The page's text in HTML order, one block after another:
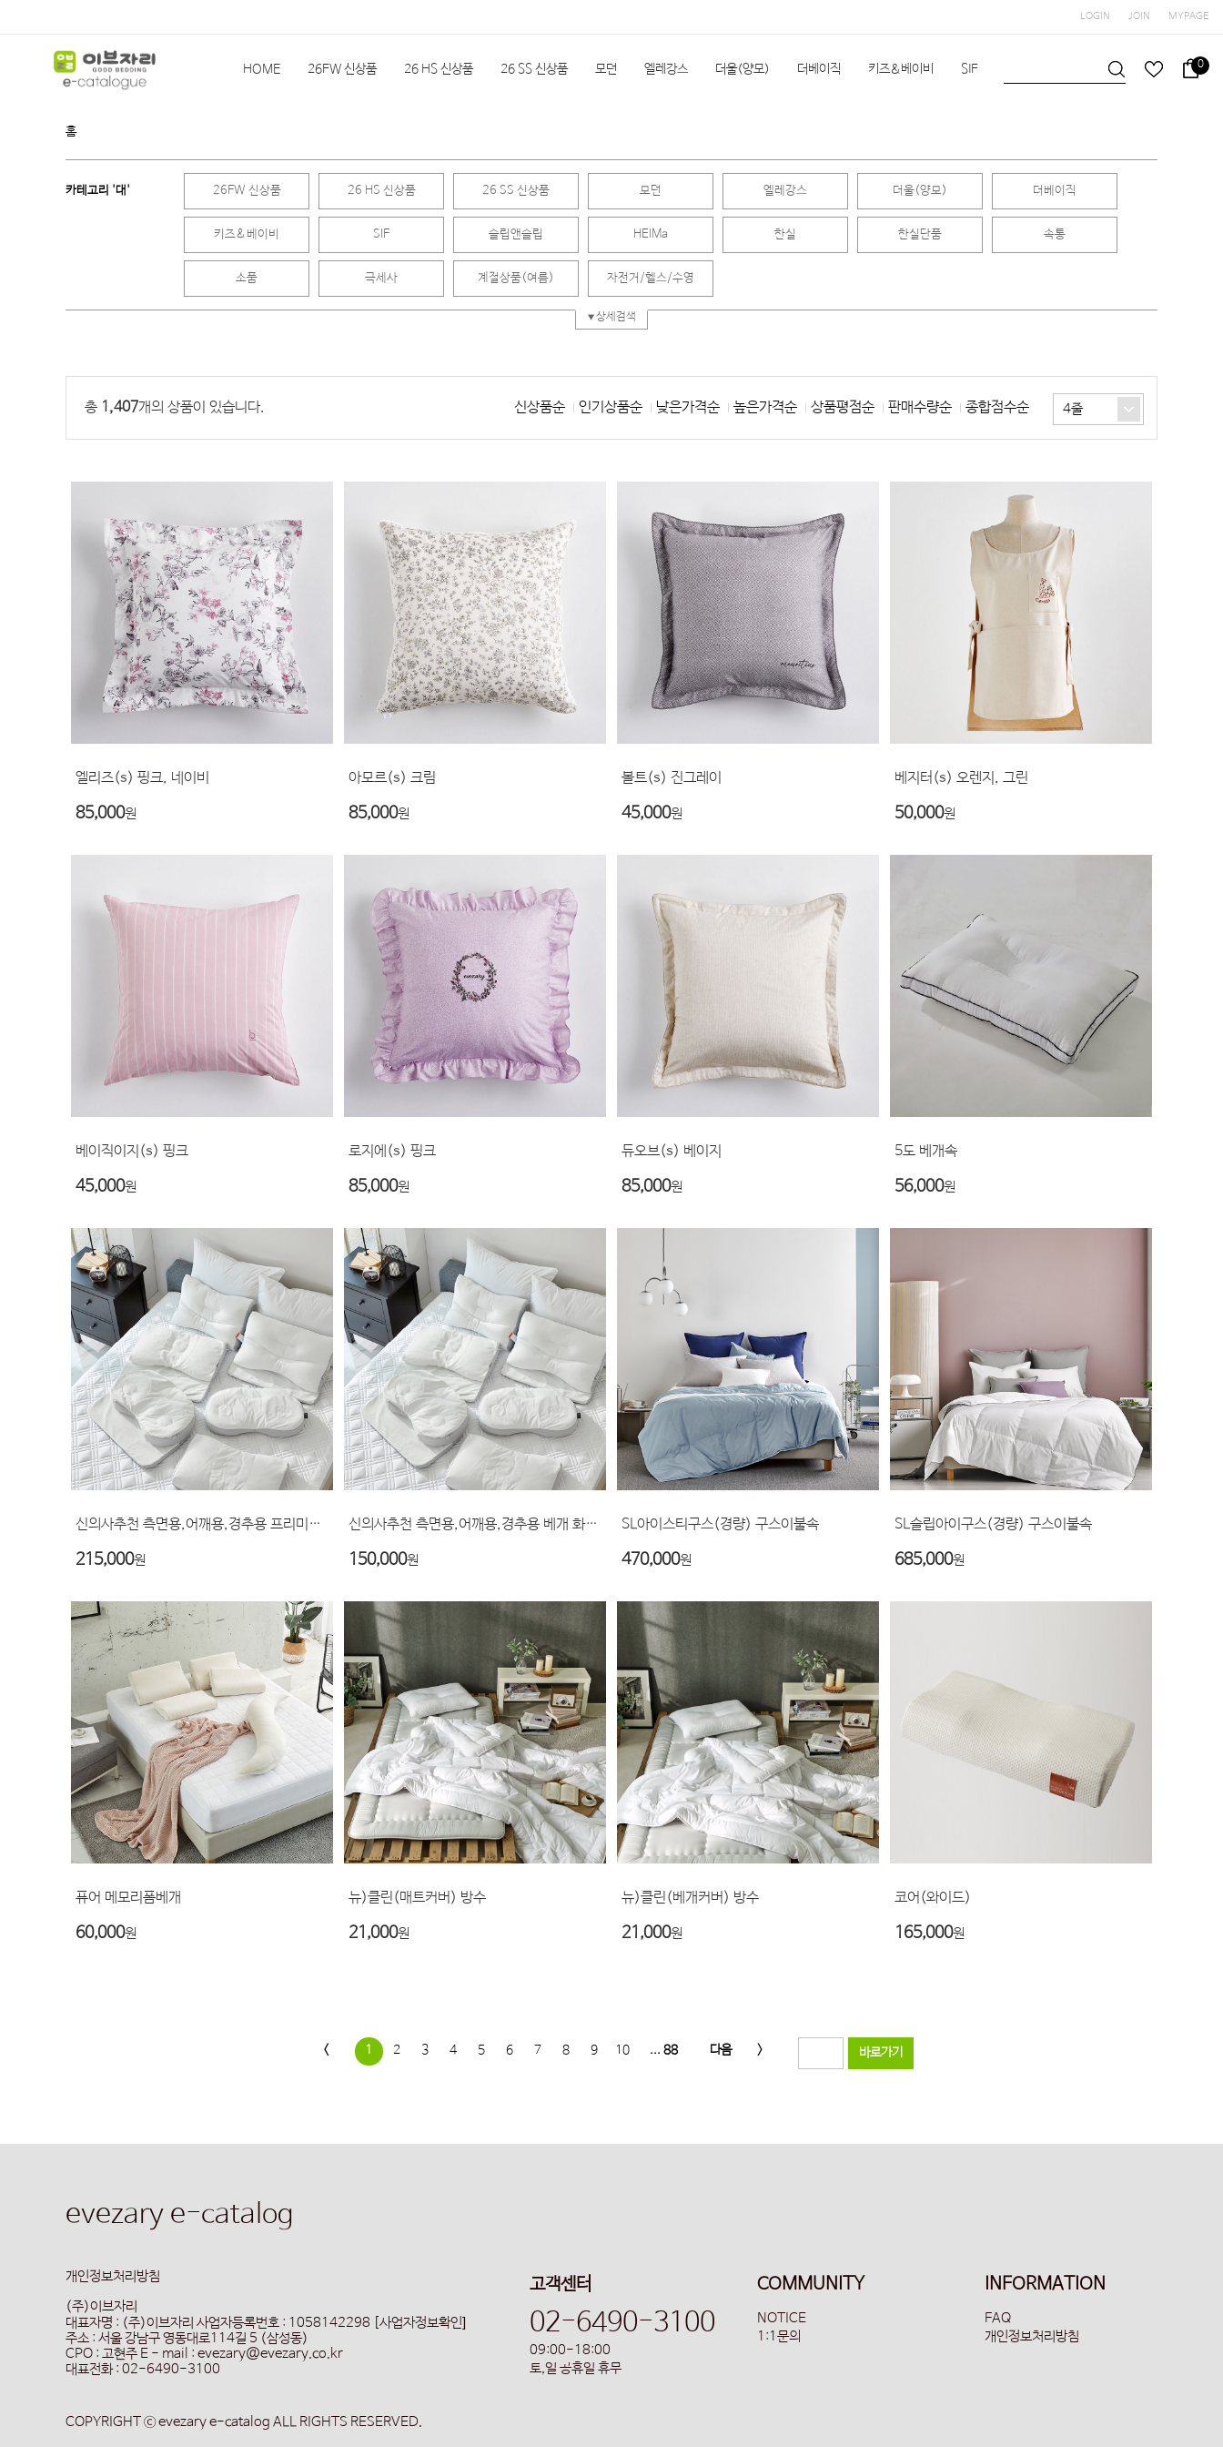
LOGIN JOIN MYPAGE
HOME 26FW 신상품 26 HS 신상품 26 SS 신상품 모던 엘레강스 더울(양모) 더베이직 키즈&베이비 SIF
기획상품(발주) 이전 시즌 REVIEW
0
홈
카테고리 '대' 26FW 신상품 26 HS 신상품 26 SS 신상품 모던 엘레강스 더울(양모) 더베이직
키즈&베이비 SIF 슬립앤슬립 HEIMa 한실 한실단품 속통
소품 극세사 계절상품(여름) 자전거/헬스/수영
상세검색
총 1,407개의 상품이 있습니다. 4줄
신상품순 인기상품순 낮은가격순 높은가격순 상품평점순 판매수량순 종합점수순
엘리즈(s) 핑크, 네이비
85,000원
아모르(s) 크림
85,000원
볼트(s) 진그레이
45,000원
베지터(s) 오렌지, 그린
50,000원
베이직이지(s) 핑크
45,000원
로지에(s) 핑크
85,000원
듀오브(s) 베이지
85,000원
5도 베개속
56,000원
신의사추천 측면용,어깨용,경추용 프리미엄 베개..
215,000원
신의사추천 측면용,어깨용,경추용 베개 화이트
150,000원
SL아이스티구스(경량) 구스이불속
470,000원
SL슬립아이구스(경량) 구스이불속
685,000원
퓨어 메모리폼베개
60,000원
뉴)클린(매트커버) 방수
21,000원
뉴)클린(베개커버) 방수
21,000원
코어(와이드)
165,000원
< 1 2 3 4 5 6 7 8 9 10 ... 88 다음 > 바로가기
evezary e-catalog
고객센터
02-6490-3100
09:00-18:00
토,일 공휴일 휴무
COMMUNITY
NOTICE
1:1문의
INFORMATION
FAQ
개인정보처리방침
개인정보처리방침
(주)이브자리
대표자명 : (주)이브자리 사업자등록번호 : 1058142298 [사업자정보확인]
주소 : 서울 강남구 영동대로114길 5 (삼성동)
CPO : 고현주 E - mail : evezary@evezary.co.kr
대표전화 : 02-6490-3100
COPYRIGHT ⓒ evezary e-catalog ALL RIGHTS RESERVED.